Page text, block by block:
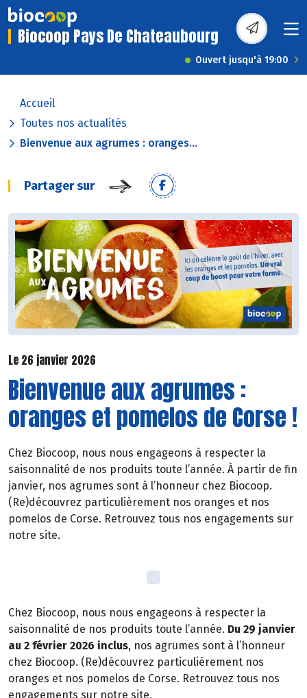
Biocoop Pays De Chateaubourg
Ouvert jusqu'à 19:00
Accueil
Toutes nos actualités
Bienvenue aux agrumes : oranges...
Partager sur
Le 26 janvier 2026
Bienvenue aux agrumes :
oranges et pomelos de Corse !
Chez Biocoop, nous nous engageons à respecter la
saisonnalité de nos produits toute l’année. À partir de fin
janvier, nos agrumes sont à l’honneur chez Biocoop.
(Re)découvrez particulièrement nos oranges et nos
pomelos de Corse. Retrouvez tous nos engagements sur
notre site.
Chez Biocoop, nous nous engageons à respecter la
saisonnalité de nos produits toute l’année. Du 29 janvier
au 2 février 2026 inclus, nos agrumes sont à l’honneur
chez Biocoop. (Re)découvrez particulièrement nos
oranges et nos pomelos de Corse. Retrouvez tous nos
engagements sur notre site.